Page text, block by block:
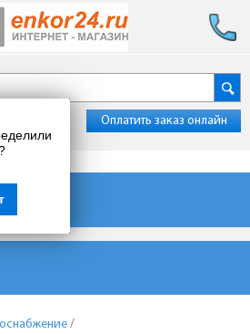
Оплатить заказ онлайн
/